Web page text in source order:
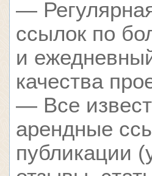
—
ссылок по
и
качества
— Все
арендные
публикации